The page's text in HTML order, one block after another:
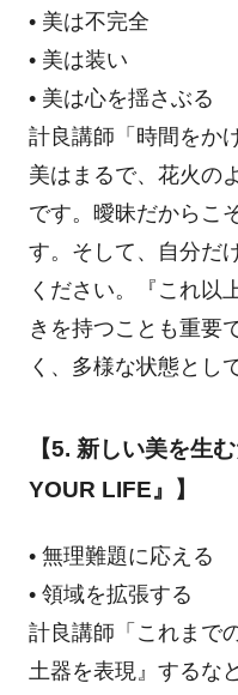
• 美は不完全
• 美は装い
• 美は心を揺さぶる
計良講師「時間をか
美はまるで、花火の
です。曖昧だからこ
す。そして、自分だ
ください。『これ以
きを持つことも重要
く、多様な状態とし
【5. 新しい美を生
YOUR LIFE』】
• 無理難題に応える
• 領域を拡張する
計良講師「これまで
土器を表現』するな